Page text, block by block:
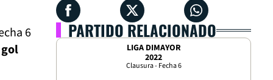
6
PARTIDO RELACIONADO
LIGA DIMAYOR
2022
Clausura - Fecha 6